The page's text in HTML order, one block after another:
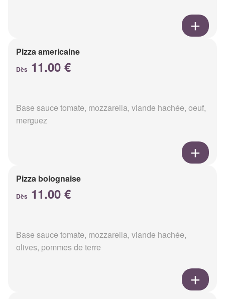
Pizza americaine
Dès 11.00 €
Base sauce tomate, mozzarella, viande hachée, oeuf,
merguez
Pizza bolognaise
Dès 11.00 €
Base sauce tomate, mozzarella, viande hachée,
olives, pommes de terre